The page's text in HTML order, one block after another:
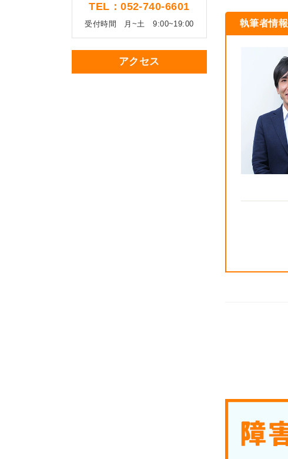
TEL：052-740-6601
受付時間 月~土 9:00~19:00
アクセス
執筆者情報